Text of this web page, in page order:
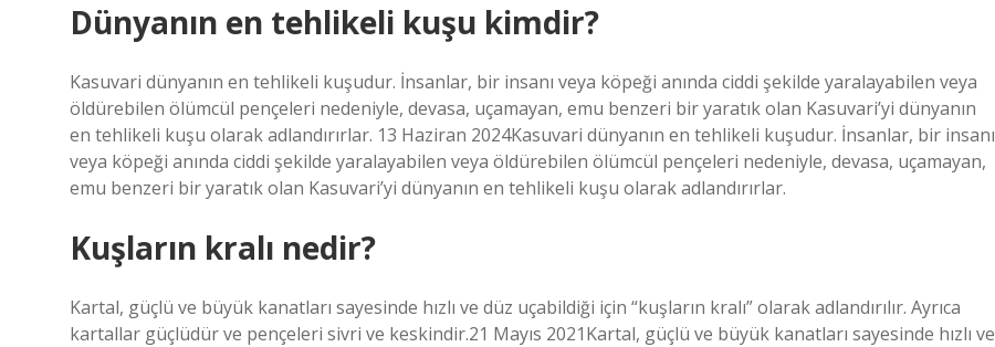
Dünyanın en tehlikeli kuşu kimdir?
Kasuvari dünyanın en tehlikeli kuşudur. İnsanlar, bir insanı veya köpeği anında ciddi şekilde yaralayabilen veya
öldürebilen ölümcül pençeleri nedeniyle, devasa, uçamayan, emu benzeri bir yaratık olan Kasuvari’yi dünyanın
en tehlikeli kuşu olarak adlandırırlar. 13 Haziran 2024Kasuvari dünyanın en tehlikeli kuşudur. İnsanlar, bir insanı
veya köpeği anında ciddi şekilde yaralayabilen veya öldürebilen ölümcül pençeleri nedeniyle, devasa, uçamayan,
emu benzeri bir yaratık olan Kasuvari’yi dünyanın en tehlikeli kuşu olarak adlandırırlar.
Kuşların kralı nedir?
Kartal, güçlü ve büyük kanatları sayesinde hızlı ve düz uçabildiği için “kuşların kralı” olarak adlandırılır. Ayrıca
kartallar güçlüdür ve pençeleri sivri ve keskindir.21 Mayıs 2021Kartal, güçlü ve büyük kanatları sayesinde hızlı ve